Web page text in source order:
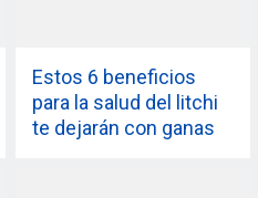
Estos 6 beneficios
para la salud del litchi
te dejarán con ganas